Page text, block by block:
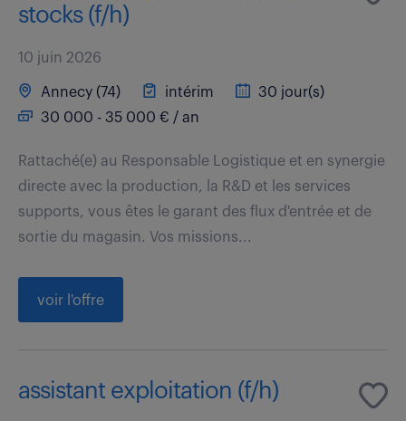
stocks (f/h)
10 juin 2026
Annecy (74) intérim
30 jour(s)
30 000 - 35 000 € / an
Rattaché(e) au Responsable Logistique et en synergie
directe avec la production, la R&D et les services
supports, vous êtes le garant des flux d'entrée et de
sortie du magasin. Vos missions...
voir l'offre
assistant exploitation (f/h)